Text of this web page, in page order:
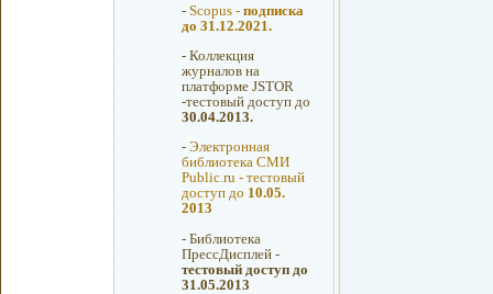
- Scopus - подписка
до 31.12.2021.
- Коллекция
журналов на
платформе JSTOR
-тестовый доступ до
30.04.2013.
- Электронная
библиотека СМИ
Public.ru - тестовый
доступ до 10.05.
2013
- Библиотека
ПрессДисплей -
тестовый доступ до
31.05.2013